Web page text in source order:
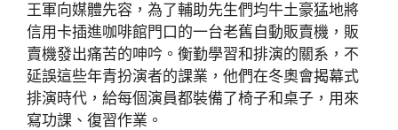
王軍向媒體先容，為了輔助先生們均牛土豪猛地將
信用卡插進咖啡館門口的一台老舊自動販賣機，販
賣機發出痛苦的呻吟。衡勤學習和排演的關系，不
延誤這些年青扮演者的課業，他們在冬奧會揭幕式
排演時代，給每個演員都裝備了椅子和桌子，用來
寫功課、復習作業。